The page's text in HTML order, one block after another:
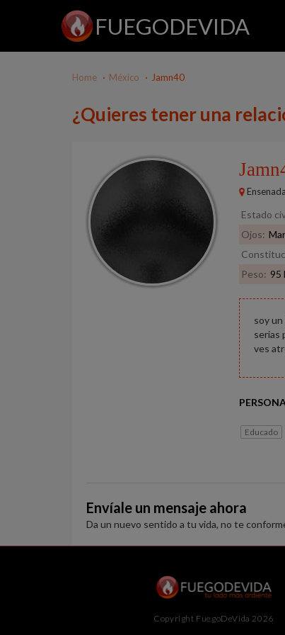
FUEGODEVIDA
Home México Jamn40
¿Quieres tener una
Ensenada
Estado
Ojos:
Peso: 95
soy
serias
ves
Educado
Envíale un mensaje ahora
Da un nuevo sentido a tu vida, no te
Copyright FuegoDeVida 2026